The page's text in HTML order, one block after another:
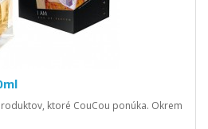
ktoré CouCou ponúka. Okrem